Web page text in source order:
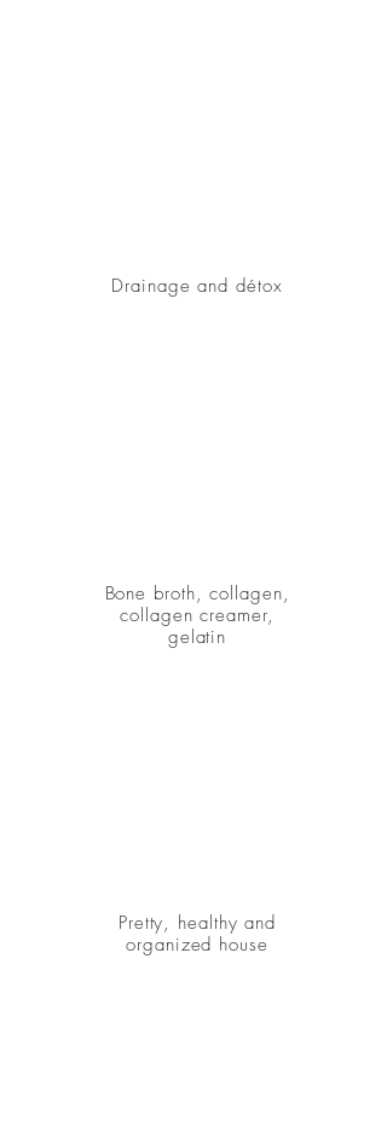
Drainage and détox
Bone broth, collagen,
collagen creamer,
gelatin
Pretty, healthy and
organized house